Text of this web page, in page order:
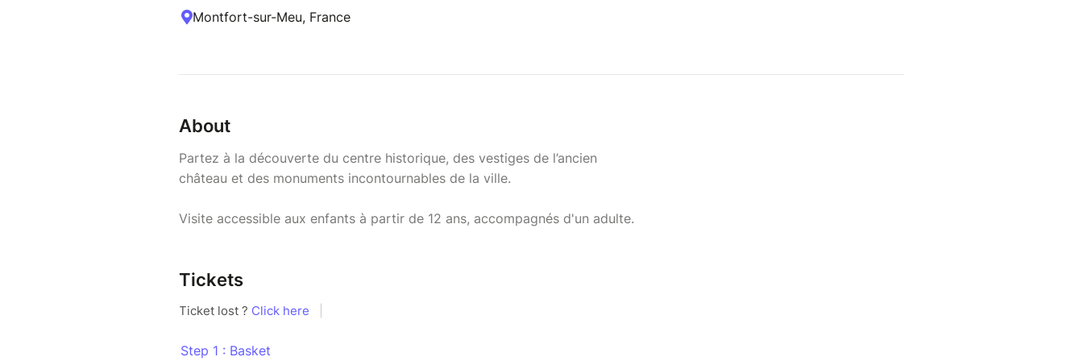
Montfort-sur-Meu, France
About
Partez à la découverte du centre historique, des vestiges de l’ancien
château et des monuments incontournables de la ville.
Visite accessible aux enfants à partir de 12 ans, accompagnés d'un adulte.
Tickets